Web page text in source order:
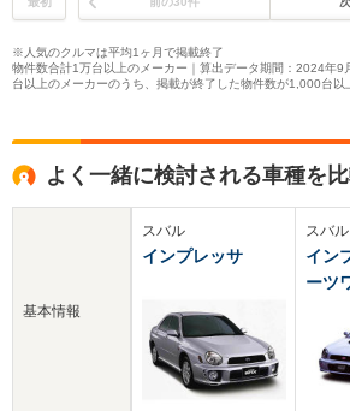
※人気のクルマは平均1ヶ月で掲載終了
物件数合計1万台以上のメーカー｜算出データ期間：2024年9
台以上のメーカーのうち、掲載が終了した物件数が1,000台以
よく一緒に検討される車種を
基本情報
スバル
インプレッサ
スバル
イン
ーツ